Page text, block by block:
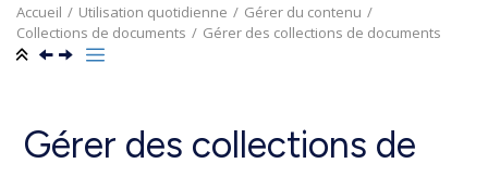
Accueil Utilisation quotidienne
Gérer du contenu
Collections de documents
Gérer des collections de documents
Gérer des collections de